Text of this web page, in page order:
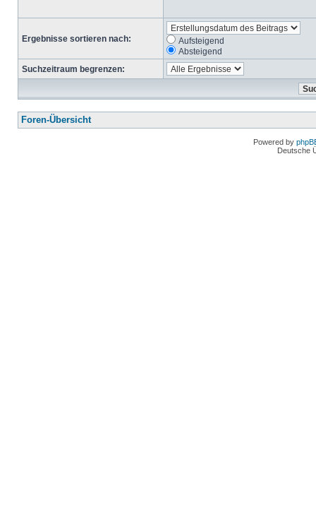
Ergebnisse sortieren nach:
Aufsteigend
Absteigend
Suchzeitraum begrenzen:
Foren-Übersicht
Powered by
Deutsche